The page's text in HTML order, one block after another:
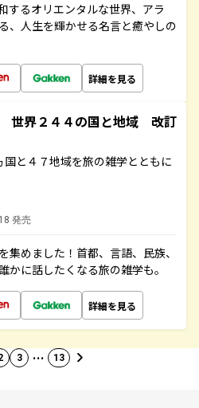
するオリエンタルな世界、アラ
、人生を輝かせる名言と癒やしの
詳細を見る
世界２４４の国と地域 改訂
国と４７地域を旅の雑学とともに
発売
集めました！首都、言語、民族、
かに話したくなる旅の雑学も。
詳細を見る
3 … 13